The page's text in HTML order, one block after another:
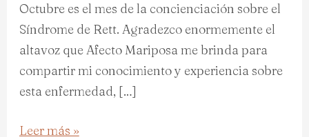
Octubre es el mes de la concienciación sobre el
Síndrome de Rett. Agradezco enormemente el
altavoz que Afecto Mariposa me brinda para
compartir mi conocimiento y experiencia sobre
esta enfermedad, […]
Leer más »